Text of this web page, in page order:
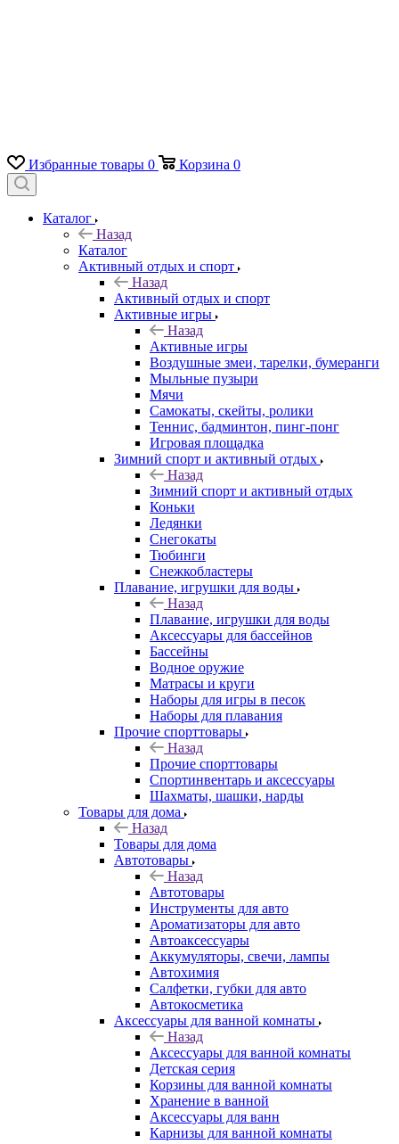
Избранные товары 0 Корзина 0
Каталог
Назад
Каталог
Активный отдых и спорт
Назад
Активный отдых и спорт
Активные игры
Назад
Активные игры
Воздушные змеи, тарелки, бумеранги
Мыльные пузыри
Мячи
Самокаты, скейты, ролики
Теннис, бадминтон, пинг-понг
Игровая площадка
Зимний спорт и активный отдых
Назад
Зимний спорт и активный отдых
Коньки
Ледянки
Снегокаты
Тюбинги
Снежкобластеры
Плавание, игрушки для воды
Назад
Плавание, игрушки для воды
Аксессуары для бассейнов
Бассейны
Водное оружие
Матрасы и круги
Наборы для игры в песок
Наборы для плавания
Прочие спорттовары
Назад
Прочие спорттовары
Спортинвентарь и аксессуары
Шахматы, шашки, нарды
Товары для дома
Назад
Товары для дома
Автотовары
Назад
Автотовары
Инструменты для авто
Ароматизаторы для авто
Автоаксессуары
Аккумуляторы, свечи, лампы
Автохимия
Салфетки, губки для авто
Автокосметика
Аксессуары для ванной комнаты
Назад
Аксессуары для ванной комнаты
Детская серия
Корзины для ванной комнаты
Хранение в ванной
Аксессуары для ванн
Карнизы для ванной комнаты